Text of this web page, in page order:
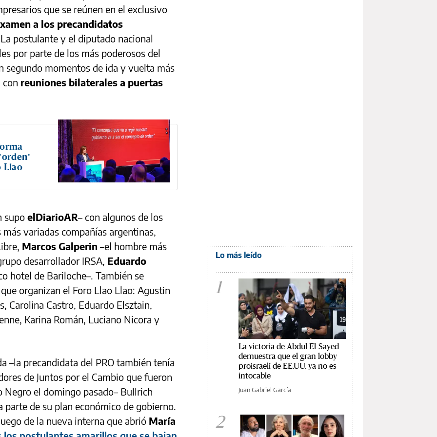
que se reúnen en el exclusivo
a los precandidatos
postulante y el diputado nacional
por parte de los más poderosos del
segundo momentos de ida y vuelta más
con reuniones bilaterales a puertas
Llao
supo elDiarioAR– con algunos de los
variadas compañías argentinas,
Marcos Galperin –el hombre más
desarrollador IRSA, Eduardo
hotel de Bariloche–. También se
organizan el Foro Llao Llao: Agustin
Carolina Castro, Eduardo Elsztain,
Karina Román, Luciano Nicora y
–la precandidata del PRO también tenía
de Juntos por el Cambio que fueron
Negro el domingo pasado– Bullrich
de su plan económico de gobierno.
de la nueva interna que abrió María
Lo más leído
1
La victoria de Abdul El-Sayed
demuestra que el gran lobby
proisraelí de EE.UU. ya no es
intocable
Juan Gabriel García
2